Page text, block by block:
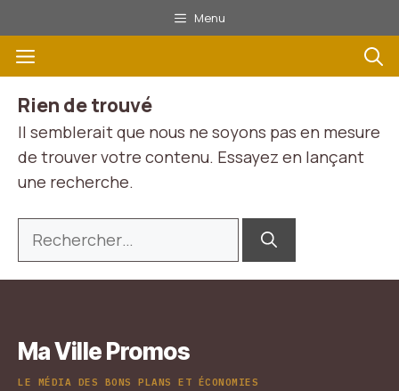
au
contenu
Menu
Menu
Rien de trouvé
Il semblerait que nous ne soyons pas en mesure
de trouver votre contenu. Essayez en lançant
une recherche.
Rechercher :
Ma Ville Promos
LE MÉDIA DES BONS PLANS ET ÉCONOMIES